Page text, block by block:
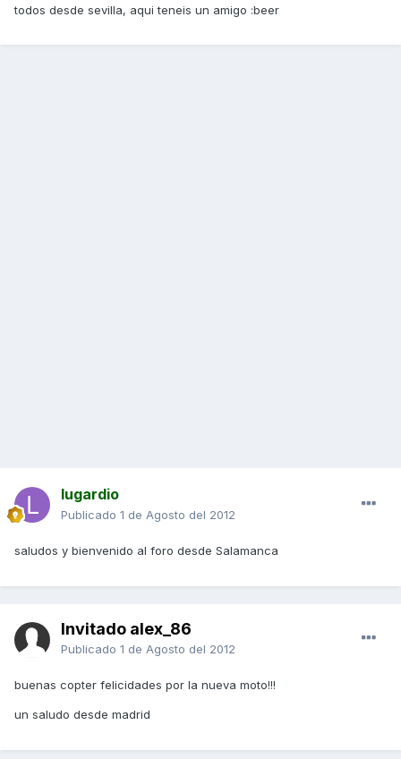
todos desde sevilla, aqui teneis un amigo :beer
lugardio
Publicado 1 de Agosto del 2012
saludos y bienvenido al foro desde Salamanca
Invitado alex_86
Publicado 1 de Agosto del 2012
buenas copter felicidades por la nueva moto!!!
un saludo desde madrid